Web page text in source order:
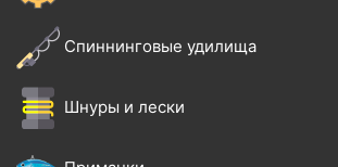
Спиннинговые удилища
Шнуры и лески